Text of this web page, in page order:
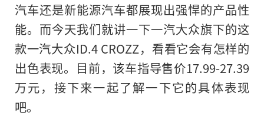
汽车还是新能源汽车都展现出强悍的产品性
能。而今天我们就讲一下一汽大众旗下的这
款一汽大众ID.4 CROZZ，看看它会有怎样的
出色表现。目前，该车指导售价17.99-27.39
万元，接下来一起了解一下它的具体表现
吧。